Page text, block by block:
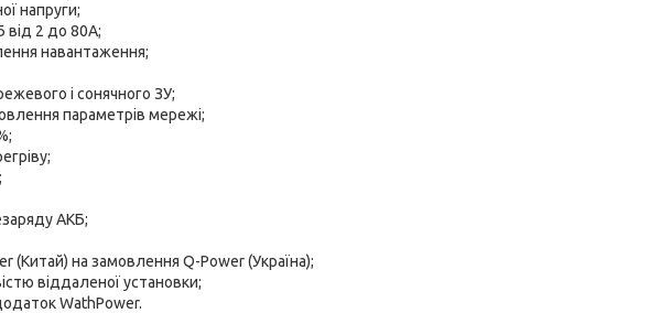
напруги;
від 2 до 80А;
навантаження;
і сонячного ЗУ;
параметрів мережі;
АКБ;
(Китай) на замовлення Q-Power (Україна);
віддаленої установки;
WathPower.